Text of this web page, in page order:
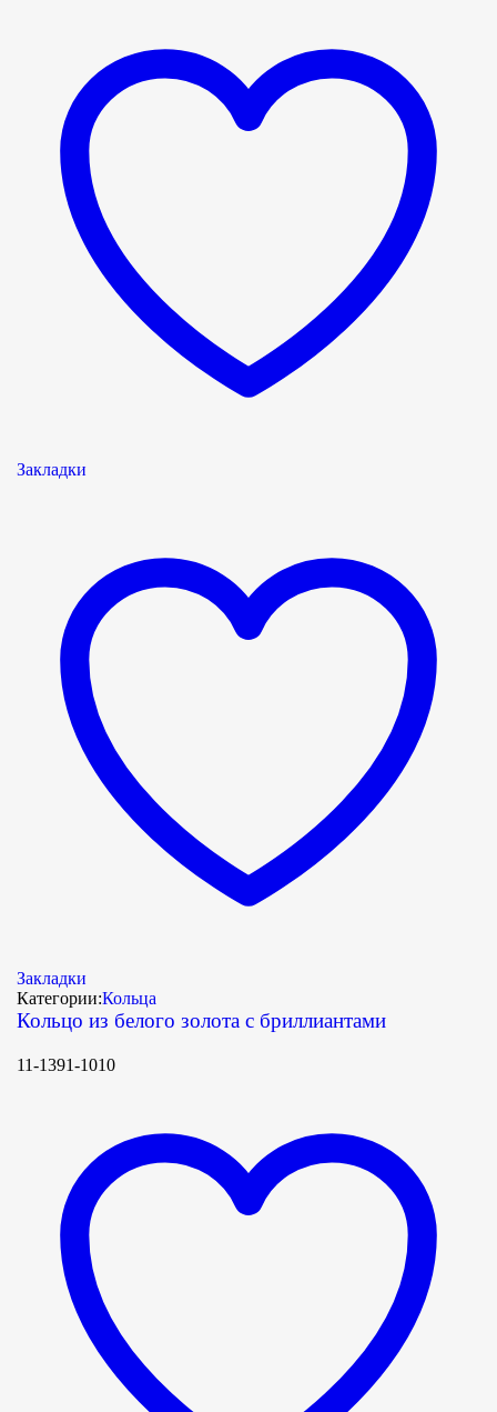
Закладки
Закладки
Категории:Кольца
Кольцо из белого золота с бриллиантами
11-1391-1010